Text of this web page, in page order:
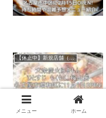
【休止中】新規店舗（名古屋）
メニュー ホーム